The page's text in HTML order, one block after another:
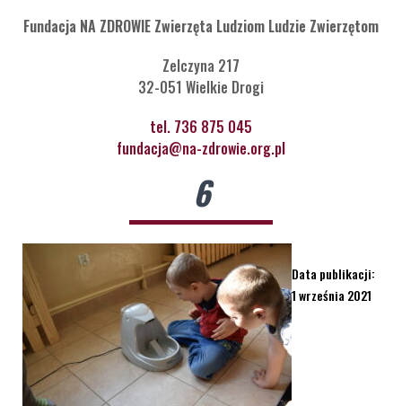
Fundacja NA ZDROWIE Zwierzęta Ludziom Ludzie Zwierzętom
Zelczyna 217
32-051 Wielkie Drogi
tel. 736 875 045
fundacja@na-zdrowie.org.pl
6
Data publikacji:
1 września 2021